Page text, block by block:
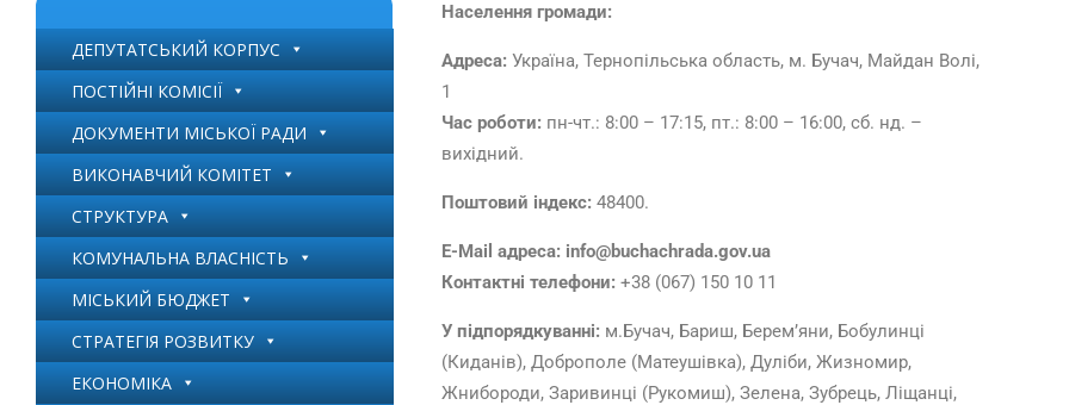
Населення громади:
Адреса: Україна, Тернопільська область, м. Бучач, Майдан Волі,
1
Час роботи: пн-чт.: 8:00 – 17:15, пт.: 8:00 – 16:00, сб. нд. –
вихідний.
Поштовий індекс: 48400.
E-Mail адреса: info@buchachrada.gov.ua
Контактні телефони: +38 (067) 150 10 11
У підпорядкуванні: м.Бучач, Бариш, Берем’яни, Бобулинці
(Киданів), Доброполе (Матеушівка), Дуліби, Жизномир,
Жнибороди, Заривинці (Рукомиш), Зелена, Зубрець, Ліщанці,
ДЕПУТАТСЬКИЙ КОРПУС
ПОСТІЙНІ КОМІСІЇ
ДОКУМЕНТИ МІСЬКОЇ РАДИ
ВИКОНАВЧИЙ КОМІТЕТ
СТРУКТУРА
КОМУНАЛЬНА ВЛАСНІСТЬ
МІСЬКИЙ БЮДЖЕТ
СТРАТЕГІЯ РОЗВИТКУ
ЕКОНОМІКА